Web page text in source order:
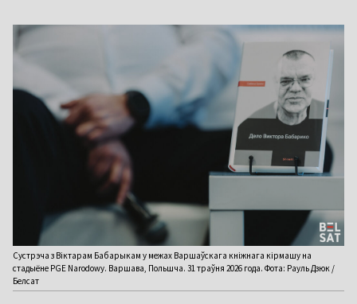
Сустрэча з Віктарам Бабарыкам у межах Варшаўскага кніжнага кірмашу на
стадыёне PGE Narodowy. Варшава, Польшча. 31 траўня 2026 года. Фота: Рауль Дзюк /
Белсат